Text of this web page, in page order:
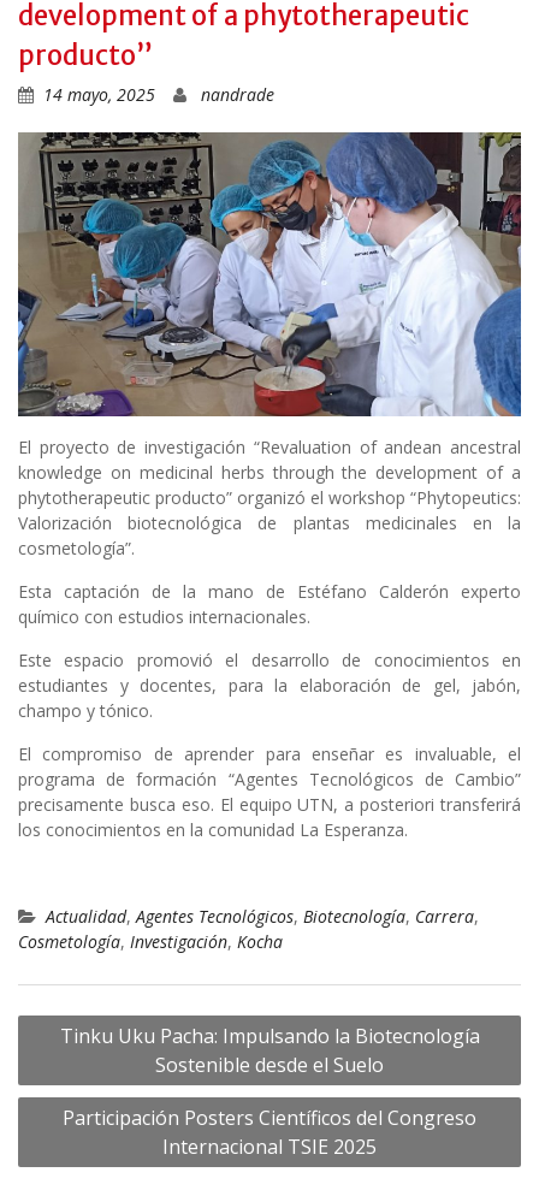
development of a phytotherapeutic
producto”
14 mayo, 2025 nandrade
El proyecto de investigación “Revaluation of andean ancestral
knowledge on medicinal herbs through the development of a
phytotherapeutic producto” organizó el workshop “Phytopeutics:
Valorización biotecnológica de plantas medicinales en la
cosmetología”.
Esta captación de la mano de Estéfano Calderón experto
químico con estudios internacionales.
Este espacio promovió el desarrollo de conocimientos en
estudiantes y docentes, para la elaboración de gel, jabón,
champo y tónico.
El compromiso de aprender para enseñar es invaluable, el
programa de formación “Agentes Tecnológicos de Cambio”
precisamente busca eso. El equipo UTN, a posteriori transferirá
los conocimientos en la comunidad La Esperanza.
Actualidad, Agentes Tecnológicos, Biotecnología, Carrera,
Cosmetología, Investigación, Kocha
Navegación
entradas
Tinku Uku Pacha: Impulsando la Biotecnología
Sostenible desde el Suelo
Participación Posters Científicos del Congreso
Internacional TSIE 2025